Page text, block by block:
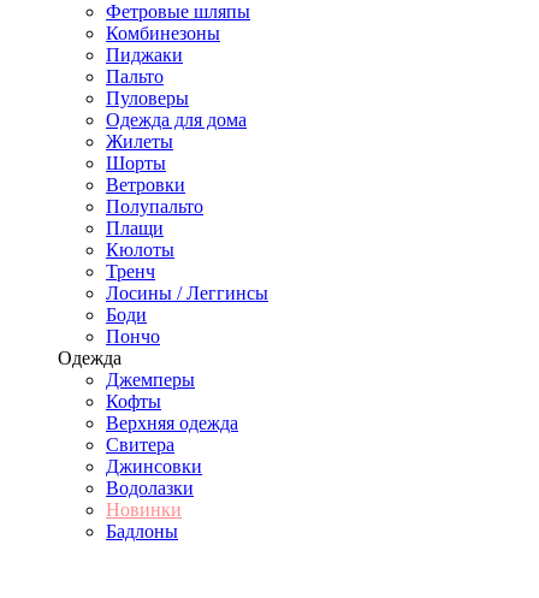
Фетровые шляпы
Комбинезоны
Пиджаки
Пальто
Пуловеры
Одежда для дома
Жилеты
Шорты
Ветровки
Полупальто
Плащи
Кюлоты
Тренч
Лосины / Леггинсы
Боди
Пончо
Одежда
Джемперы
Кофты
Верхняя одежда
Свитера
Джинсовки
Водолазки
Новинки
Бадлоны